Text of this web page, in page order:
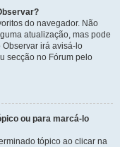
do navegador. Não
atualização, mas pode
irá avisá-lo
secção no Fórum pelo
ou para marcá-lo
tópico ao clicar na